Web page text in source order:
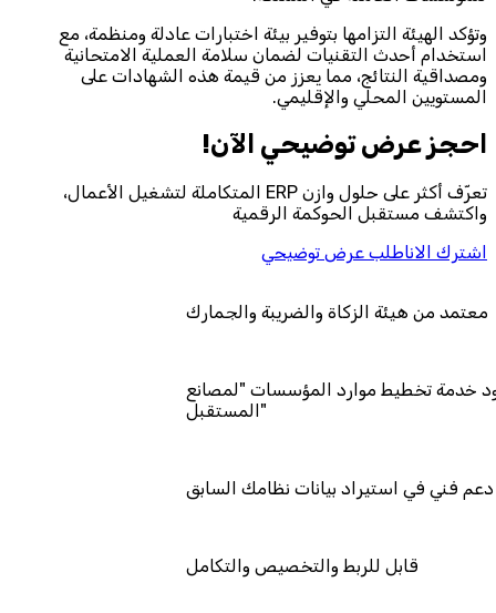
وتؤكد الهيئة التزامها بتوفير بيئة اختبارات عادلة ومنظمة، مع
استخدام أحدث التقنيات لضمان سلامة العملية الامتحانية
ومصداقية النتائج، مما يعزز من قيمة هذه الشهادات على
المستويين المحلي والإقليمي.
احجز‎ عرض توضيحي الآن!
تعرّف أكثر على حلول وازن ERP المتكاملة لتشغيل الأعمال،
واكتشف مستقبل الحوكمة الرقمية
اشترك الاناطلب عرض توضيحي
معتمد من هيئة الزكاة والضريبة والجمارك
كمزود خدمة تخطيط موارد المؤسسات "لمصانع
المستقبل"
دعم فني في استيراد بيانات نظامك السابق
قابل للربط والتخصيص والتكامل